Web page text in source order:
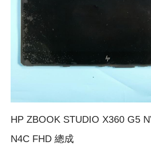
HP ZBOOK STUDIO X360 G5
N4C FHD 總成